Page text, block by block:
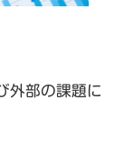
外部の課題に